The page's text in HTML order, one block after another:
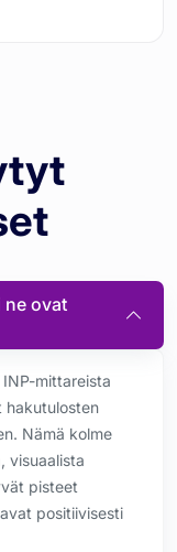
ne ovat
mittareista
hakutulosten
Nämä kolme
visuaalista
pisteet
positiivisesti